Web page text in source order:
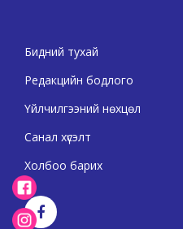
Бидний тухай
Редакцийн бодлого
Үйлчилгээний нөхцөл
Санал хүсэлт
Холбоо барих